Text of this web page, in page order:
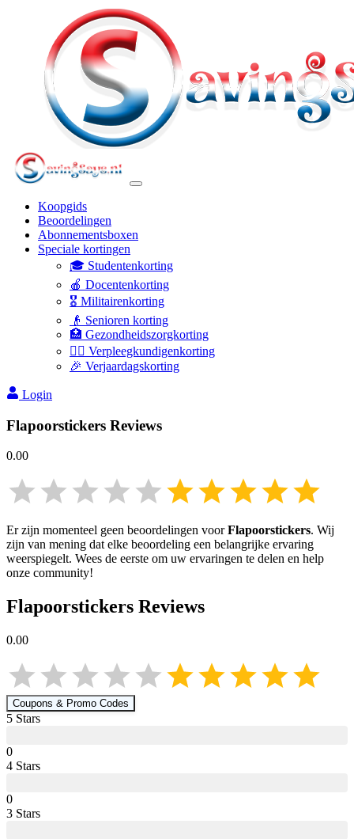
Koopgids
Beoordelingen
Abonnementsboxen
Speciale kortingen
🎓 Studentenkorting
🍎 Docentenkorting
🎖️ Militairenkorting
👴 Senioren korting
🏥 Gezondheidszorgkorting
👩‍⚕️ Verpleegkundigenkorting
🎉 Verjaardagskorting
Login
Flapoorstickers Reviews
0.00
Er zijn momenteel geen beoordelingen voorFlapoorstickers. Wij
zijn van mening dat elke beoordeling een belangrijke ervaring
weerspiegelt. Wees de eerste om uw ervaringen te delen en help
onze community!
Flapoorstickers Reviews
0.00
Coupons & Promo Codes
5 Stars
0
4 Stars
0
3 Stars